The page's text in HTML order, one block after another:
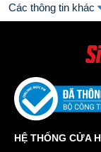
Các thông tin khác
HỆ THỐNG CỬA